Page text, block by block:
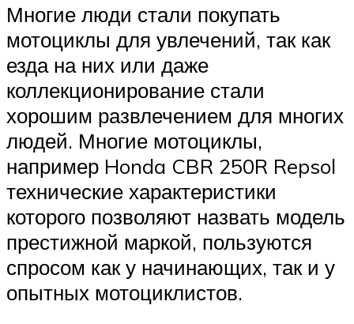
Многие люди стали покупать
мотоциклы для увлечений, так как
езда на них или даже
коллекционирование стали
хорошим развлечением для многих
людей. Многие мотоциклы,
например Honda CBR 250R Repsol
технические характеристики
которого позволяют назвать модель
престижной маркой, пользуются
спросом как у начинающих, так и у
опытных мотоциклистов.